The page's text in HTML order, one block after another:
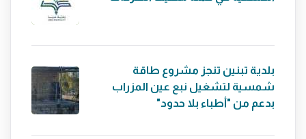
بلدية تبنين تنجز مشروع طاقة
شمسية لتشغيل نبع عين المزراب
بدعم من "أطباء بلا حدود"